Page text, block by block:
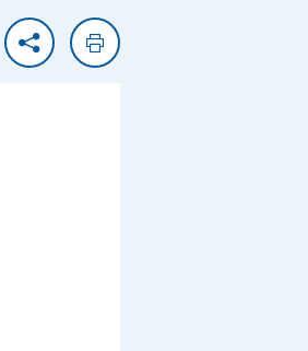
PartagerImprimer